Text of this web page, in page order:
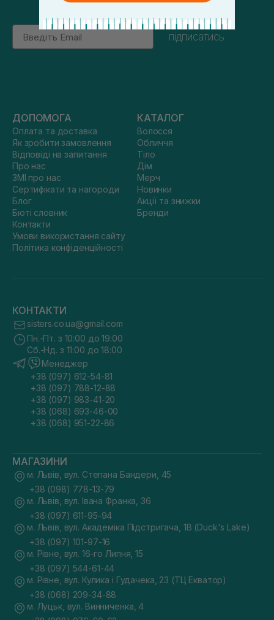
Email
підписатись
ДОПОМОГА
Оплата та доставка
Як зробити замовлення
Відповіді на запитання
Про нас
ЗМІ про нас
Сертифікати та нагороди
Блог
Бюті словник
Контакти
Умови використання сайту
Політика конфіденційності
КАТАЛОГ
Волосся
Обличчя
Тіло
Дім
Мерч
Новинки
Акції та знижки
Бренди
КОНТАКТИ
sisters.co.ua@gmail.com
Пн.-Пт. з 10:00 до 19:00
Сб.-Нд. з 11:00 до 18:00
Менеджер
+38 (097) 612-54-81
+38 (097) 788-12-88
+38 (097) 983-41-20
+38 (068) 693-46-00
+38 (068) 951-22-86
МАГАЗИНИ
м. Львів, вул. Степана Бандери, 45
+38 (098) 778-13-79
м. Львів, вул. Івана Франка, 36
+38 (097) 611-95-94
м. Львів, вул. Академіка Підстригача, 1В (Duck's Lake)
+38 (097) 101-97-16
м. Рівне, вул. 16-го Липня, 15
+38 (097) 544-61-44
м. Рівне, вул. Кулика і Гудачека, 23 (ТЦ Екватор)
+38 (068) 209-34-88
м. Луцьк, вул. Винниченка, 4